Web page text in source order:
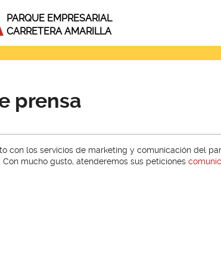
PARQUE EMPRESARIAL
CARRETERA AMARILLA
aquí
prensa
con los servicios de marketing y comunicación del
mucho gusto, atenderemos sus peticiones